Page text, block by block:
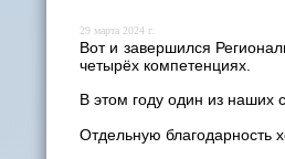
29 марта 2024 г.
Вот и завершился
четырёх компетенциях.
В этом году один из наших
Отдельную благодарность